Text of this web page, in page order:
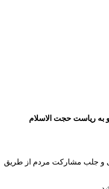
به ریاست حجت الاسلام
و جلب مشارکت مردم از طریق